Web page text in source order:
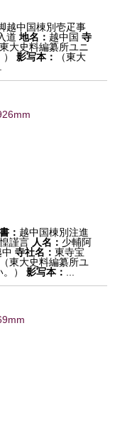
越中国棟別壱疋事
道 地名： 越中国 寺
東大史料編纂所ユニ
影写本：
（東大
： 越中国棟別注進
謹言 人名： 少輔阿
中 寺社名：東寺宝
（東大史料編纂所ユ
）
影写本：